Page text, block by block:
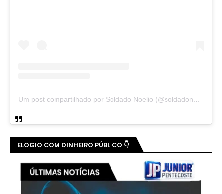
Um post compartilhado por Soldado Noelio (@soldadonoelio)
ELOGIO COM DINHEIRO PÚBLICO 👇